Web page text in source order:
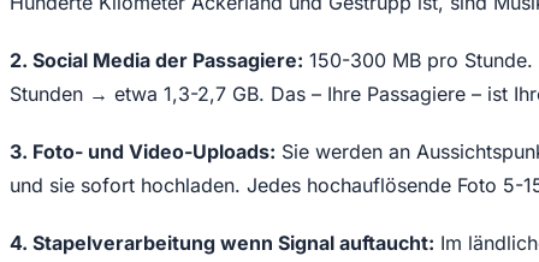
2. Social Media der Passagiere: 150-300 MB pro
Stunden → etwa 1,3-2,7 GB. Das – Ihre Passagiere – ist
3. Foto- und Video-Uploads: Sie werden an
und sie sofort hochladen. Jedes hochauflösende Foto 5-
4. Stapelverarbeitung wenn Signal auftaucht: Im